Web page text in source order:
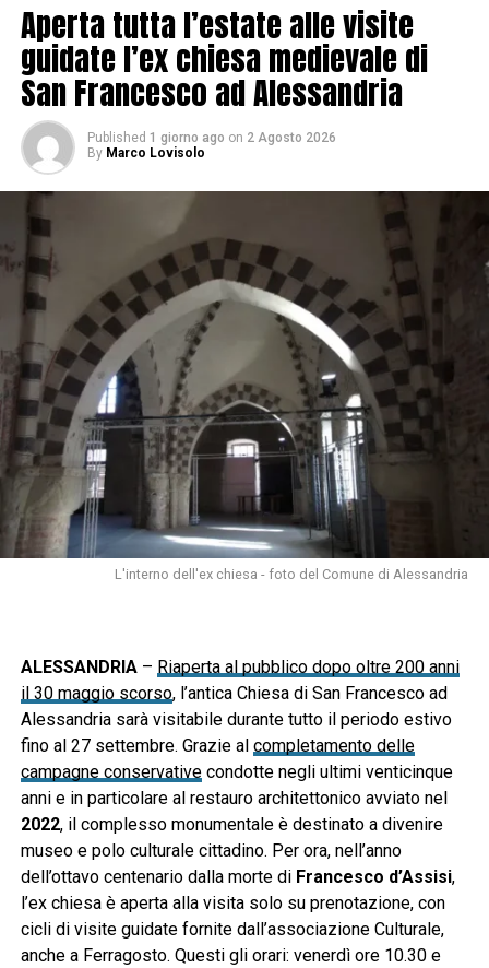
Aperta tutta l’estate alle visite
guidate l’ex chiesa medievale di
San Francesco ad Alessandria
Published 1 giorno ago on 2 Agosto 2026
By Marco Lovisolo
L'interno dell'ex chiesa - foto del Comune di Alessandria
ALESSANDRIA– Riaperta al pubblico dopo oltre 200 anni
il 30 maggio scorso, l’antica Chiesa di San Francesco ad
Alessandria sarà visitabile durante tutto il periodo estivo
fino al 27 settembre. Grazie al completamento delle
campagne conservativecondotte negli ultimi venticinque
anni e in particolare al restauro architettonico avviato nel
2022, il complesso monumentale è destinato a divenire
museo e polo culturale cittadino. Per ora, nell’anno
dell’ottavo centenario dalla morte di Francesco d’Assisi,
l’ex chiesa è aperta alla visita solo su prenotazione, con
cicli di visite guidate fornite dall’associazione Culturale,
anche a Ferragosto. Questi gli orari: venerdì ore 10.30 e